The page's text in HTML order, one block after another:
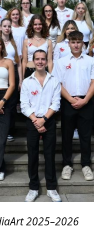
EVA)
2025–2026